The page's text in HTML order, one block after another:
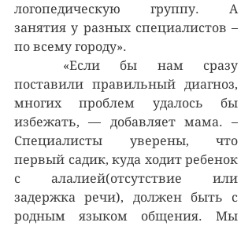
логопедическую группу. А
занятия у разных специалистов –
по всему городу».
поставили правильный диагноз,
многих проблем удалось бы
избежать, — добавляет мама. –
Специалисты уверены, что
первый садик, куда ходит ребенок
с алалией(отсутствие или
задержка речи), должен быть с
родным языком общения. Мы